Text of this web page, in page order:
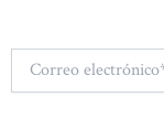
Correo
electrónico*